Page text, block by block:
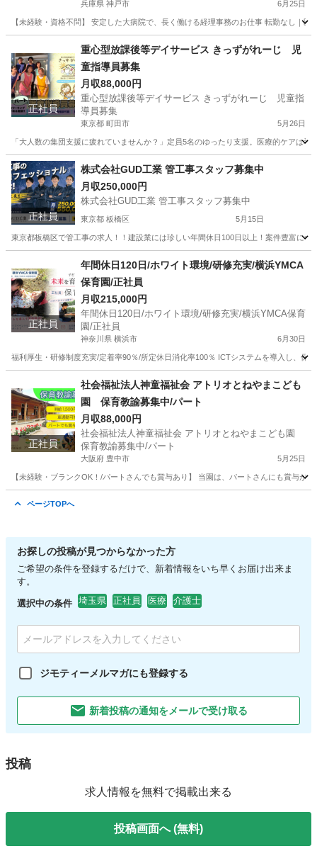
兵庫県 神戸市 6月25日
【未経験・資格不問】 安定した大病院で、長く働ける経理事務のお仕事 転勤なし｜
医療事務
正社員
重心型放課後等デイサービス きっずがれーじ 児
童指導員募集
月収88,000円
重心型放課後等デイサービス きっずがれーじ 児童指
導員募集
東京都 町田市 5月26日
「大人数の集団支援に疲れていませんか？」定員5名のゆったり支援。医療的ケアは
東京 町田市 保育士
正社員
株式会社GUD工業 管工事スタッフ募集中
月収250,000円
株式会社GUD工業 管工事スタッフ募集中
東京都 板橋区 5月15日
東京都板橋区で管工事の求人！！建設業には珍しい年間休日100日以上！案件豊富に
その他
正社員
年間休日120日/ホワイト環境/研修充実/横浜YMCA
保育園/正社員
月収215,000円
年間休日120日/ホワイト環境/研修充実/横浜YMCA保育
園/正社員
神奈川県 横浜市 6月30日
福利厚生・研修制度充実/定着率90％/所定休日消化率100％ ICTシステムを導入し、保
保育士 保育園
正社員
社会福祉法人神童福祉会 アトリオとねやまこども
園 保育教諭募集中/パート
月収88,000円
社会福祉法人神童福祉会 アトリオとねやまこども園
保育教諭募集中/パート
大阪府 豊中市 5月25日
【未経験・ブランクOK！/パートさんでも賞与あり】 当園は、パートさんにも賞与
ページTOPへ
お探しの投稿が見つからなかった方
ご希望の条件を登録するだけで、新着情報をいち早くお届け出来ま
す。
選択中の条件 埼玉県 正社員 医療 介護士
ジモティーメルマガにも登録する
新着投稿の通知をメールで受け取る
投稿
求人情報を無料で掲載出来る
投稿画面へ (無料)